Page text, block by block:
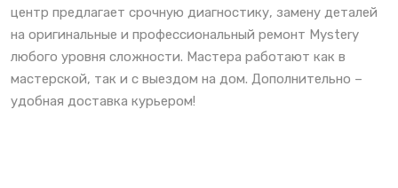
центр предлагает срочную диагностику, замену деталей
на оригинальные и профессиональный ремонт Mystery
любого уровня сложности. Мастера работают как в
мастерской, так и с выездом на дом. Дополнительно –
удобная доставка курьером!